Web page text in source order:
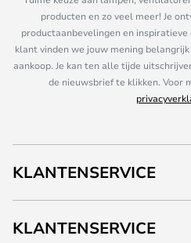
producten en zo veel meer! Je
productaanbevelingen en
klant vinden we jouw mening
aankoop. Je kan ten alle tijde
de nieuwsbrief te klikken. Voor
KLANTENSERVICE
KLANTENSERVICE